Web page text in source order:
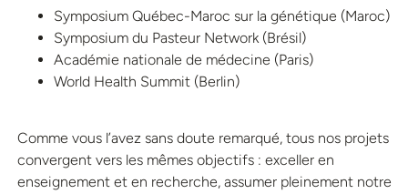
Symposium Québec-Maroc sur la génétique (Maroc)
Symposium du Pasteur Network (Brésil)
Académie nationale de médecine (Paris)
World Health Summit (Berlin)
Comme vous l’avez sans doute remarqué, tous nos projets
convergent vers les mêmes objectifs : exceller en
enseignement et en recherche, assumer pleinement notre